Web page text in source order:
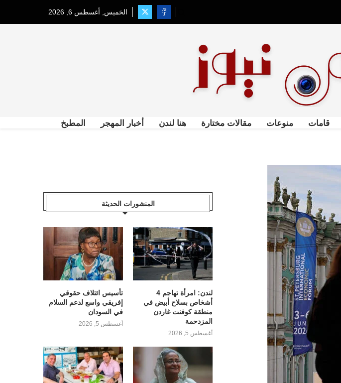
الخميس, أغسطس 6, 2026
قامات منوعات مقالات مختارة هنا لندن أخبار المهجر المطبخ
المنشورات الحديثة
لندن: امرأة تهاجم 4
أشخاص بسلاح أبيض في
منطقة كوفنت غاردن
المزدحمة
أغسطس 5, 2026
تأسيس ائتلاف حقوقي
إفريقي واسع لدعم السلام
في السودان
أغسطس 5, 2026